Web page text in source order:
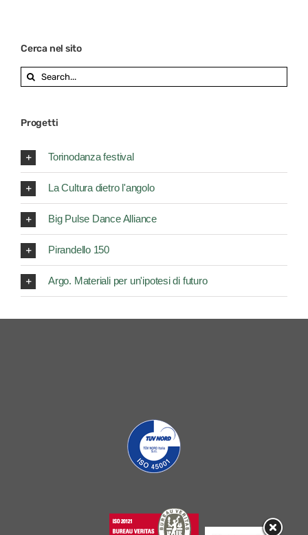
Cerca nel sito
Search
for:
Progetti
Torinodanza festival
La Cultura dietro l'angolo
Big Pulse Dance Alliance
Pirandello 150
Argo. Materiali per un'ipotesi di futuro